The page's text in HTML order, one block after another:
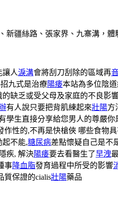
疆絲路、張家界、九寨溝，體
讓人淚溝會將刮刀刮除的區域再
九式是治療陽痿本站為多位陰
的缺乏或受父母及家庭的不良影
有人說只要把背肌練起來壯陽方
學生直接分享給您男人的尊嚴你
作性的,不再是快槍俠 哪些食物
起不能,糖尿病差點懷疑自己是不
疾, 解決陽痿要去看醫生了早洩
事降血脂發育過程中所受的影響
質保證的cialis壯陽藥品